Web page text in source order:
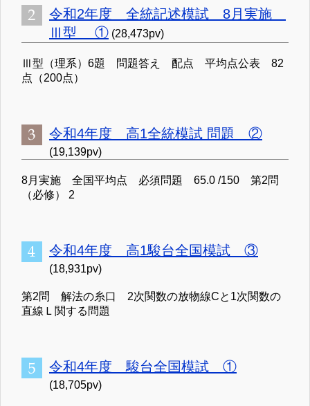
令和2年度 全統記述模試 8月実施
Ⅲ型 ① (28,473pv)
Ⅲ型（理系）6題 問題答え 配点 平均点公表 82
点（200点）
令和4年度 高1全統模試 問題 ②
(19,139pv)
8月実施 全国平均点 必須問題 65.0 /150 第2問
（必修） 2
令和4年度 高1駿台全国模試 ③
(18,931pv)
第2問 解法の糸口 2次関数の放物線Cと1次関数の
直線Ｌ関する問題
令和4年度 駿台全国模試 ①
(18,705pv)